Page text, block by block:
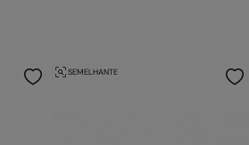
SEMELHANTE